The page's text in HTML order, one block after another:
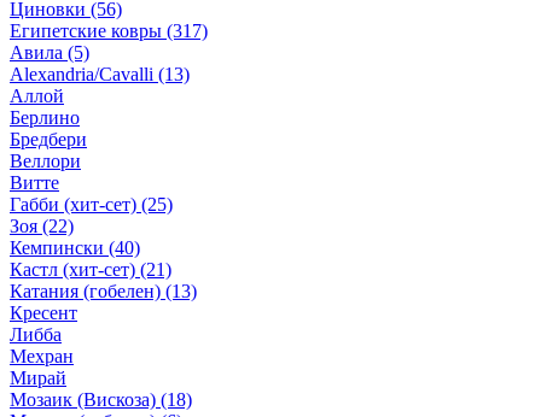
Циновки (56)
Египетские ковры (317)
Авила (5)
Alexandria/Cavalli (13)
Аллой
Берлино
Бредбери
Веллори
Витте
Габби (хит-сет) (25)
Зоя (22)
Кемпински (40)
Кастл (хит-сет) (21)
Катания (гобелен) (13)
Кресент
Либба
Мехран
Мирай
Мозаик (Вискоза) (18)